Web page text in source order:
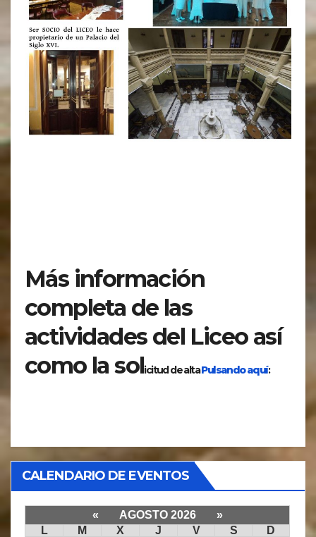
Más información
completa de las
actividades del Liceo así
como la solicitud de altaPulsando aquí:
CALENDARIO DE EVENTOS
« AGOSTO 2026
»
L
M X J V S
D